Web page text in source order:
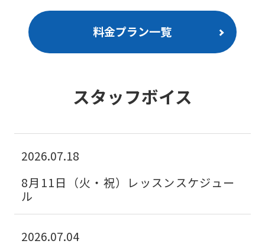
料金プラン一覧
スタッフボイス
2026.07.18
8月11日（火・祝）レッスンスケジュー
ル
2026.07.04
For
Central
official